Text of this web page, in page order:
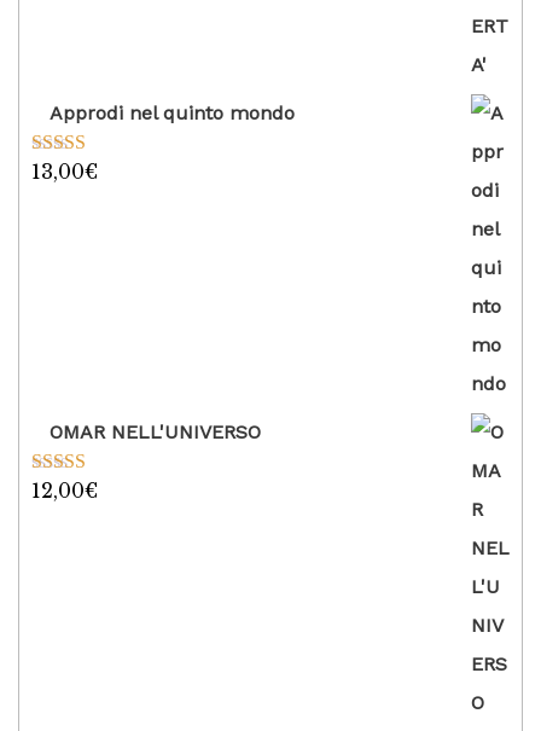
Approdi nel quinto mondo
Valutato
13,00€
OMAR NELL'UNIVERSO
Valutato
12,00€